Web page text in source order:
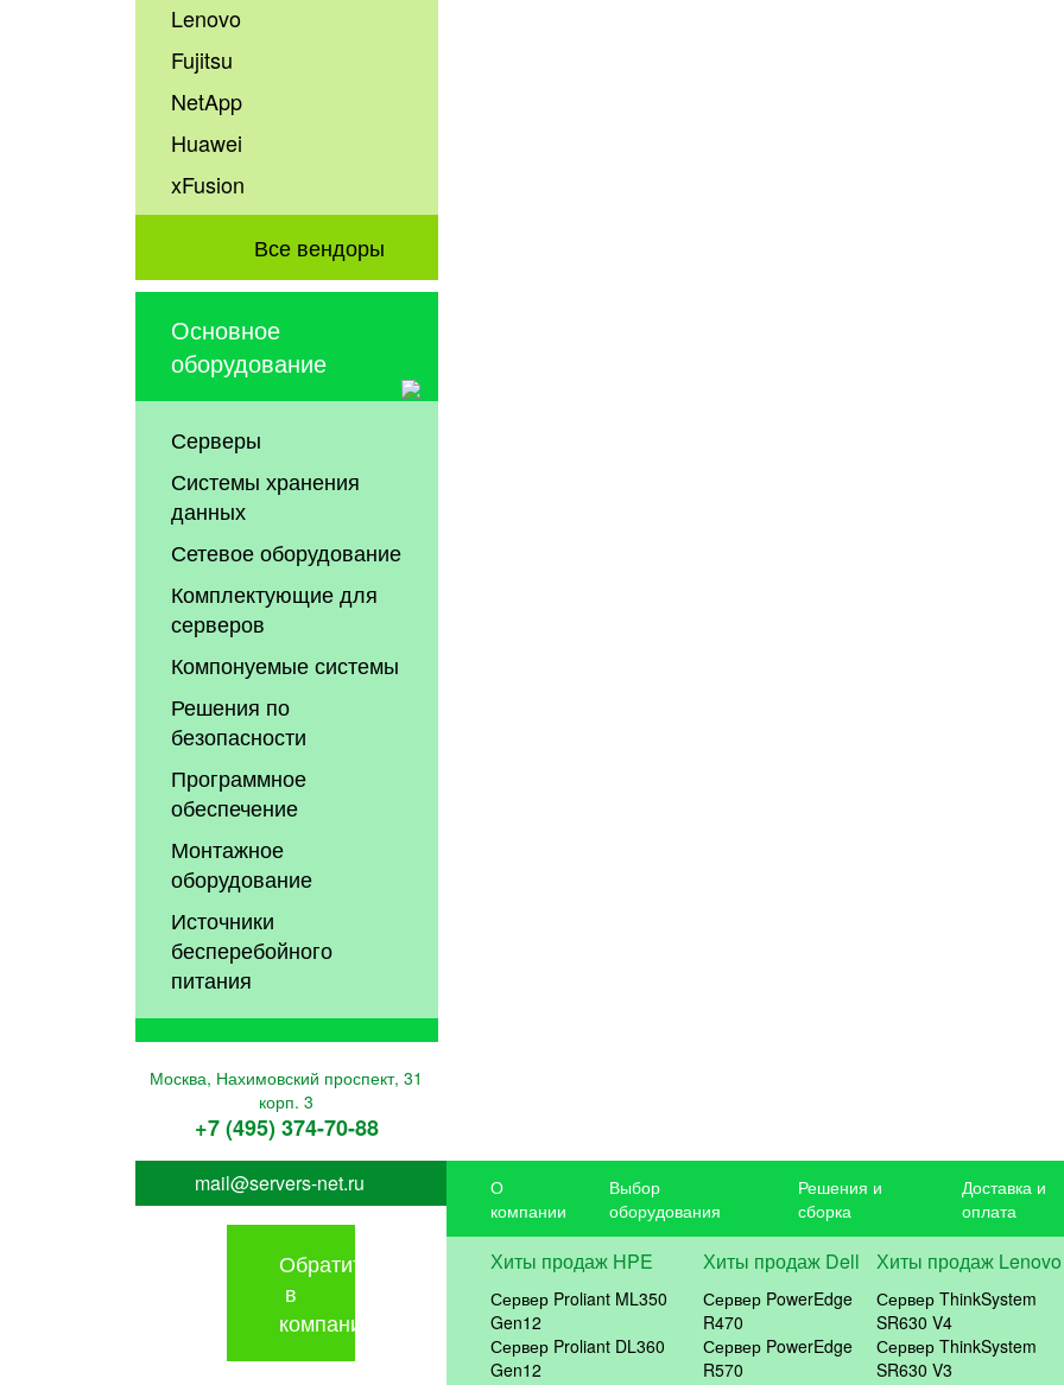
Lenovo
Fujitsu
NetApp
Huawei
xFusion
Все вендоры
Основное
оборудование
Серверы
Системы хранения
данных
Сетевое оборудование
Комплектующие для
серверов
Компонуемые системы
Решения по
безопасности
Программное
обеспечение
Монтажное
оборудование
Источники
бесперебойного
питания
Москва, Нахимовский проспект, 31
корп. 3
+7 (495) 374-70-88
mail@servers-net.ru
Обратиться
в
компанию
О
компании
Выбор
оборудования
Решения и
сборка
Доставка и
оплата
Хиты продаж HPE
Сервер Proliant ML350
Gen12
Сервер Proliant DL360
Gen12
Хиты продаж Dell
Сервер PowerEdge
R470
Сервер PowerEdge
R570
Хиты продаж Lenovo
Сервер ThinkSystem
SR630 V4
Сервер ThinkSystem
SR630 V3